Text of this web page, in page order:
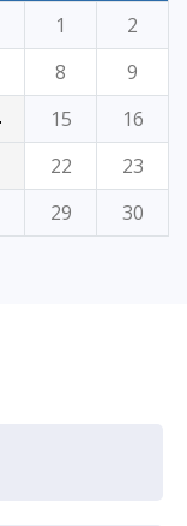
1
2
8
9
15
16
22
23
29 30